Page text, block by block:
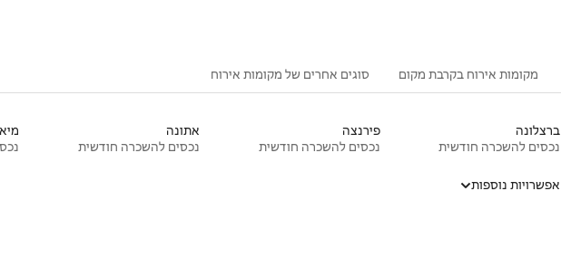
מקומות אירוח בקרבת מקום סוגים אחרים של מקומות אירוח
ברצלונה
נכסים להשכרה חודשית
פירנצה
נכסים להשכרה חודשית
אתונה
נכסים להשכרה חודשית
אפשרויות נוספות